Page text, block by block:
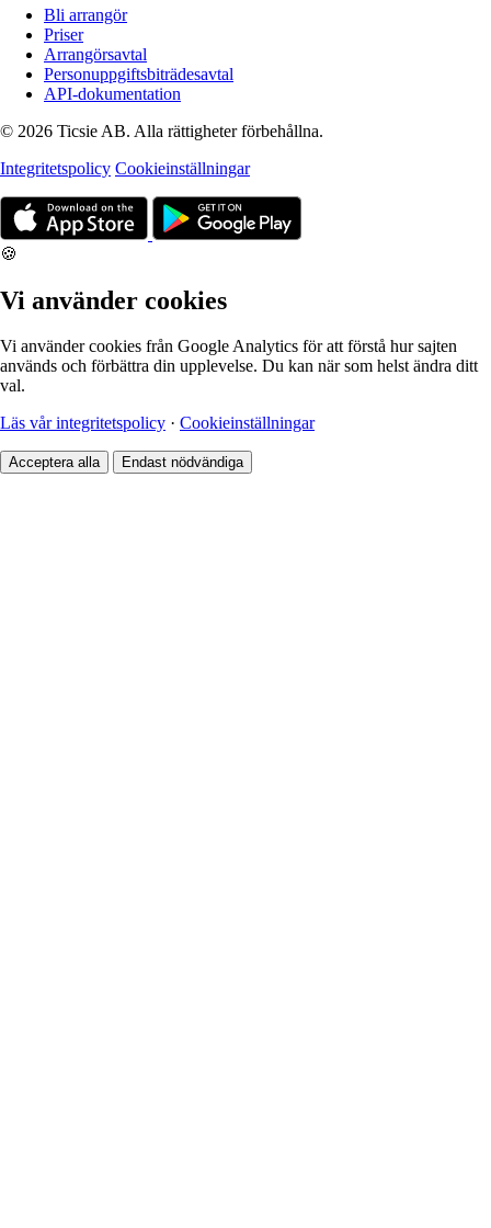
Bli arrangör
Priser
Arrangörsavtal
Personuppgiftsbiträdesavtal
API-dokumentation
© 2026 Ticsie AB. Alla rättigheter förbehållna.
Integritetspolicy Cookieinställningar
🍪
Vi använder cookies
Vi använder cookies från Google Analytics för att förstå hur sajten
används och förbättra din upplevelse. Du kan när som helst ändra ditt
val.
Läs vår integritetspolicy · Cookieinställningar
Acceptera alla Endast nödvändiga